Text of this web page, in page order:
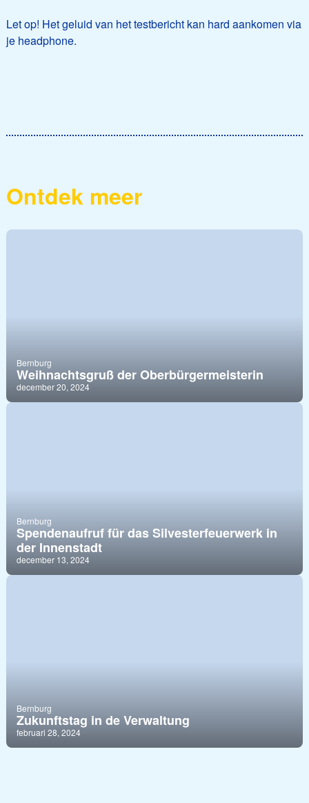
Let op! Het geluid van het testbericht kan hard aankomen via
je headphone.
Ontdek meer
Bernburg
Weihnachtsgruß der Oberbürgermeisterin
december 20, 2024
Bernburg
Spendenaufruf für das Silvesterfeuerwerk in
der Innenstadt
december 13, 2024
Bernburg
Zukunftstag in de Verwaltung
februari 28, 2024